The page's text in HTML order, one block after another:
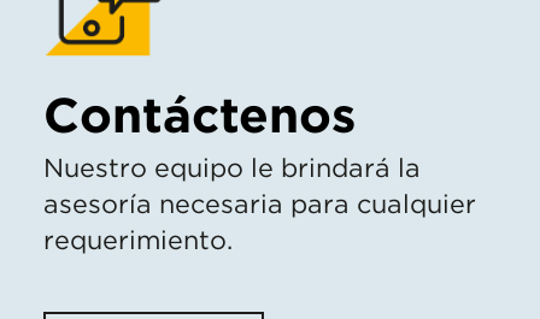
Contáctenos
Nuestro equipo le brindará la
asesoría necesaria para cualquier
requerimiento.